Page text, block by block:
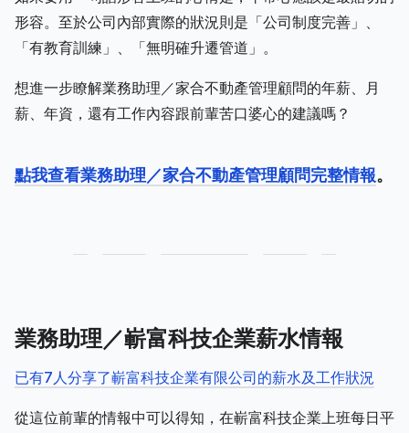
形容。至於公司內部實際的狀況則是「公司制度完善」、
「有教育訓練」、「無明確升遷管道」。
想進一步瞭解業務助理／家合不動產管理顧問的年薪、月
薪、年資，還有工作內容跟前輩苦口婆心的建議嗎？
點我查看業務助理／家合不動產管理顧問完整情報。
業務助理／嶄富科技企業薪水情報
已有7人分享了嶄富科技企業有限公司的薪水及工作狀況
從這位前輩的情報中可以得知，在嶄富科技企業上班每日平